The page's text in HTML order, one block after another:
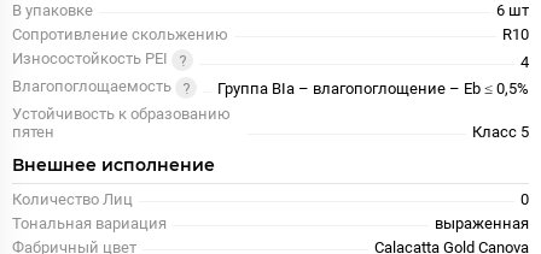
В упаковке
6 шт
Сопротивление скольжению
R10
Износостойкость PEI
4
Влагопоглощаемость
Группа BIa – влагопоглощение – Eb ≤ 0,5%
Устойчивость к образованию
пятен
Класс 5
Внешнее исполнение
Количество Лиц
0
Тональная вариация
выраженная
Фабричный цвет
Calacatta Gold Canova